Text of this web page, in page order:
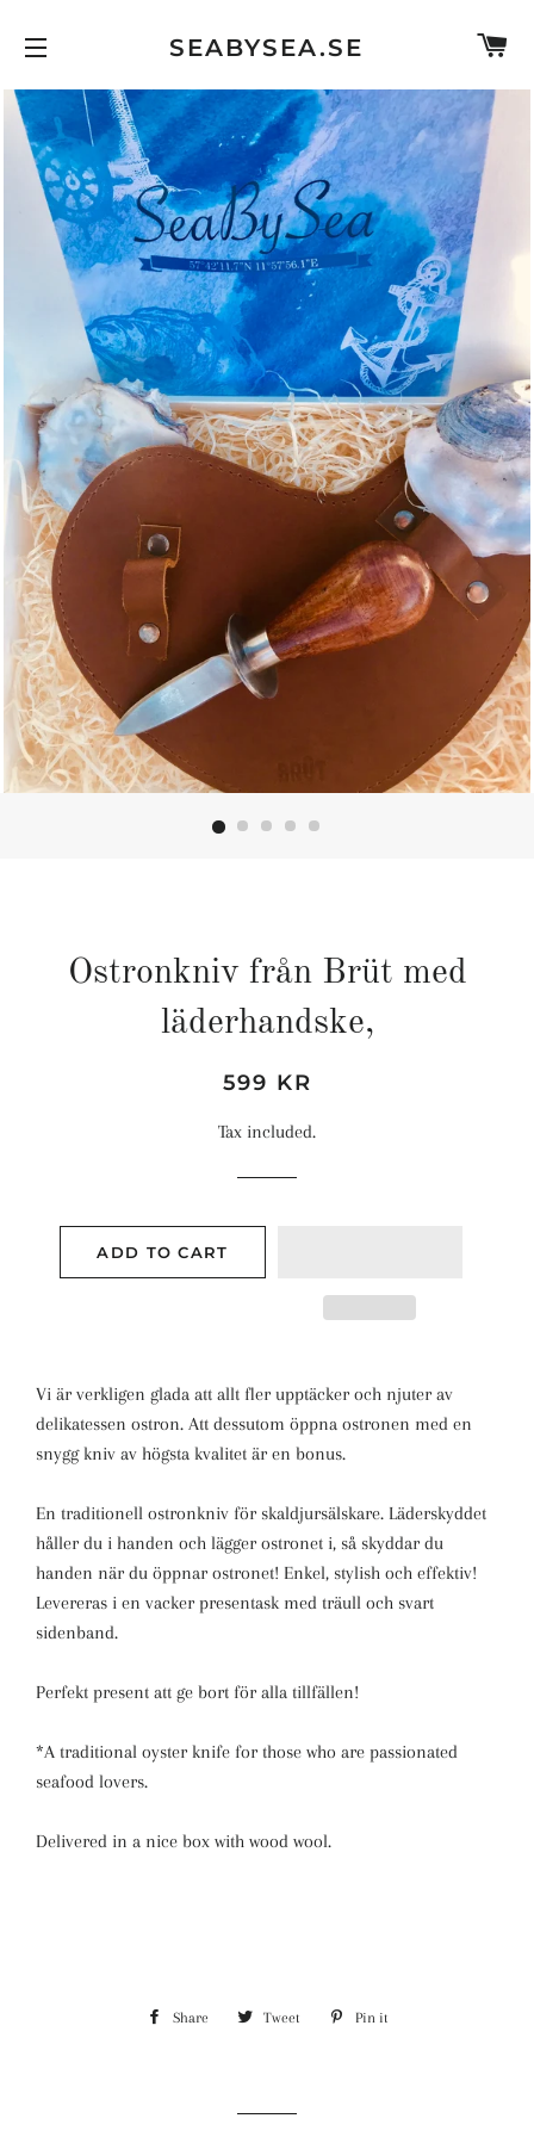
SEABYSEA.SE
Ostronkniv från Brüt med
läderhandske,
Regular
Sale
599 KR
Tax included.
ADD TO CART
Vi är verkligen glada att allt fler upptäcker och njuter av
delikatessen ostron. Att dessutom öppna ostronen med en
snygg kniv av högsta kvalitet är en bonus.
En traditionell ostronkniv för skaldjursälskare. Läderskyddet
håller du i handen och lägger ostronet i, så skyddar du
handen när du öppnar ostronet! Enkel, stylish och effektiv!
Levereras i en vacker presentask med träull och svart
sidenband.
Perfekt present att ge bort för alla tillfällen!
*A traditional oyster knife for those who are passionated
seafood lovers.
Delivered in a nice box with wood wool.
Share Share Tweet Tweet Pin it